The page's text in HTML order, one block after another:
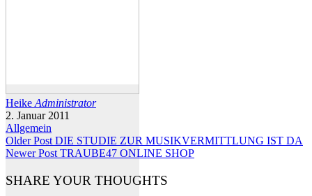
Heike Administrator
2. Januar 2011
Allgemein
Older PostDIE STUDIE ZUR MUSIKVERMITTLUNG IST DA
Newer PostTRAUBE47 ONLINE SHOP
SHARE YOUR THOUGHTS